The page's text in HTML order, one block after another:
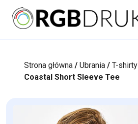
content
Strona główna /Ubrania /T-shirty
Coastal Short Sleeve Tee